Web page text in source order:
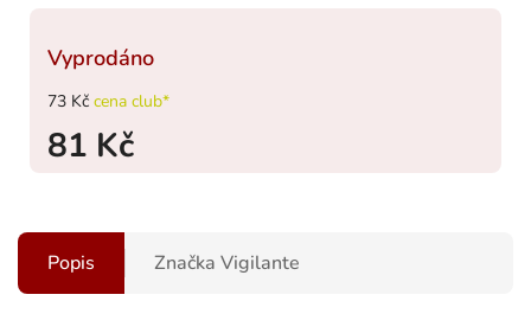
73 Kč cena club*
81 Kč
Vyprodáno
Popis Značka Vigilante